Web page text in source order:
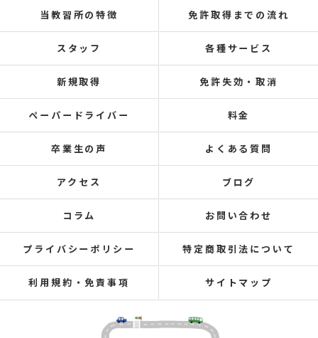
当教習所の特徴 免許取得までの流れ
スタッフ 各種サービス
新規取得 免許失効・取消
ペーパードライバー 料金
卒業生の声 よくある質問
アクセス ブログ
コラム お問い合わせ
プライバシーポリシー 特定商取引法について
利用規約・免責事項 サイトマップ